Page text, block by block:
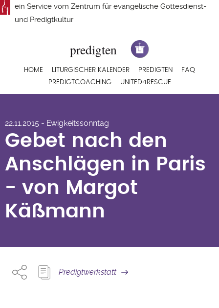
Direkt
zum
ein Service vom Zentrum für evangelische Gottesdienst-
und Predigtkultur
Hauptnavigation
HOME LITURGISCHER KALENDER PREDIGTEN
FAQ
PREDIGTCOACHING
UNITED4RESCUE
Anschlägen in Paris
- von Margot
Käßmann
22.11.2015 - Ewigkeitssonntag
Gebet nach den
Anschlägen in Paris
- von Margot
Käßmann
Predigtwerkstatt